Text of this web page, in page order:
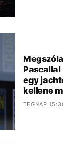
egy
kellene
TEGNAP